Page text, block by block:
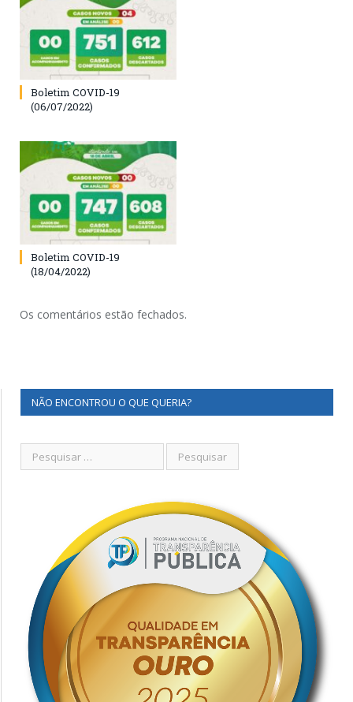
Boletim COVID-19
(06/07/2022)
Boletim COVID-19
(18/04/2022)
Os comentários estão fechados.
NÃO ENCONTROU O QUE QUERIA?